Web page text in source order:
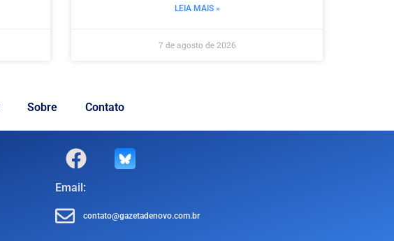
LEIA MAIS »
7 de agosto de 2026
Sobre Contato
Email:
contato@gazetadenovo.com.br